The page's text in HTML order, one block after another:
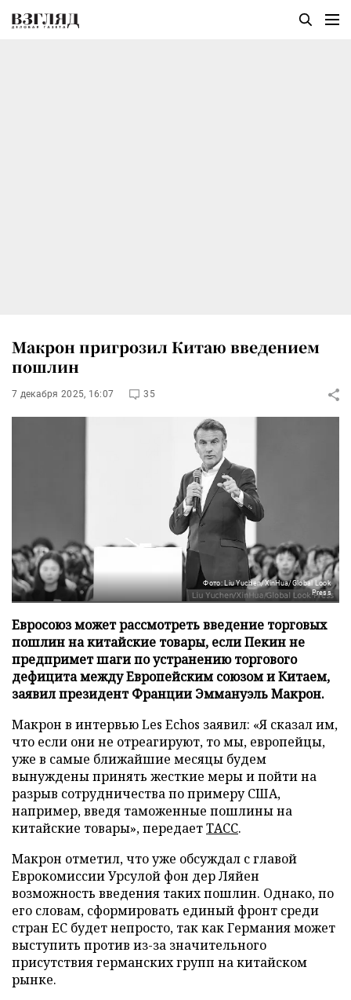
Макрон пригрозил Китаю введением
пошлин
7 декабря 2025, 16:07 35
Фото: Liu Yuchen/XinHua/Global Look
Press
Евросоюз может рассмотреть введение торговых
пошлин на китайские товары, если Пекин не
предпримет шаги по устранению торгового
дефицита между Европейским союзом и Китаем,
заявил президент Франции Эммануэль Макрон.
Макрон в интервью Les Echos заявил: «Я сказал им,
что если они не отреагируют, то мы, европейцы,
уже в самые ближайшие месяцы будем
вынуждены принять жесткие меры и пойти на
разрыв сотрудничества по примеру США,
например, введя таможенные пошлины на
китайские товары», передаетТАСС.
Макрон отметил, что уже обсуждал с главой
Еврокомиссии Урсулой фон дер Ляйен
возможность введения таких пошлин. Однако, по
его словам, сформировать единый фронт среди
стран ЕС будет непросто, так как Германия может
выступить против из-за значительного
присутствия германских групп на китайском
рынке.